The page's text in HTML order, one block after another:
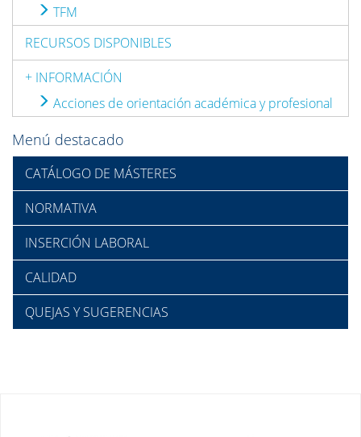
TFM
RECURSOS DISPONIBLES
+ INFORMACIÓN
Acciones de orientación académica y profesional
Menú destacado
CATÁLOGO DE MÁSTERES
NORMATIVA
INSERCIÓN LABORAL
CALIDAD
QUEJAS Y SUGERENCIAS